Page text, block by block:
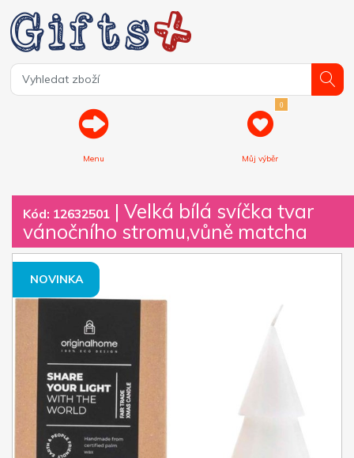
Menu
0
Můj výběr
Kód: 12632501 | Velká bílá svíčka tvar
vánočního stromu,vůně matcha
NOVINKA